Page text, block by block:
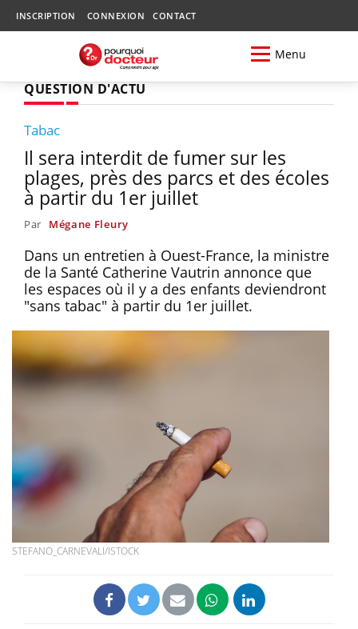
INSCRIPTION CONNEXION CONTACT
Menu
QUESTION D'ACTU
Tabac
Il sera interdit de fumer sur les
plages, près des parcs et des écoles
à partir du 1er juillet
Par Mégane Fleury
Dans un entretien à Ouest-France, la ministre
de la Santé Catherine Vautrin annonce que
les espaces où il y a des enfants deviendront
"sans tabac" à partir du 1er juillet.
STEFANO_CARNEVALI/ISTOCK